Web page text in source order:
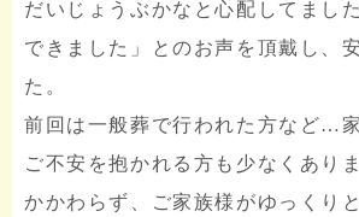
だいじょうぶかなと心配してまし
できました」とのお声を頂戴し、
た。
前回は一般葬で行われた方など…
ご不安を抱かれる方も少なくあり
かかわらず、ご家族様がゆっくり